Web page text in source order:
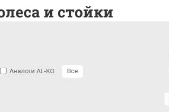
и стойки
Аналоги AL-KO Все